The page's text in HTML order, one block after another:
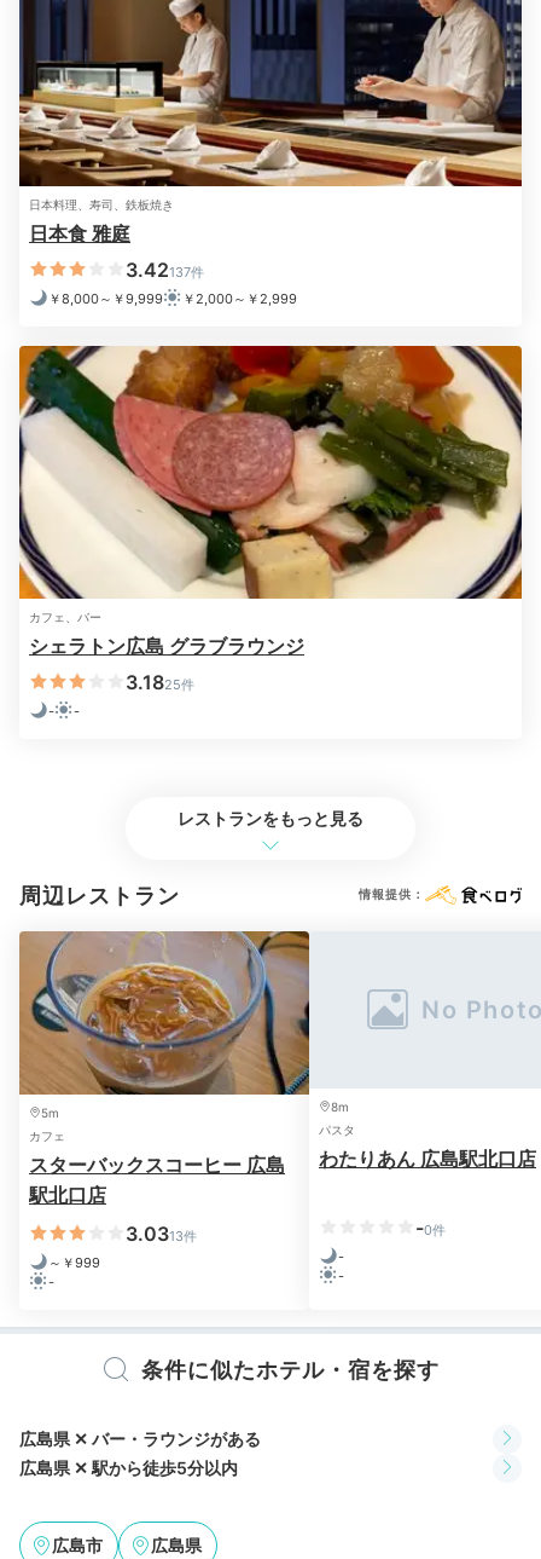
ブッフェ朝食 目
朝食は5階「ブリッジ」でいただきます。和食も洋食も
あるブッフェで、オムレツなどの卵料理は目の前で焼い
てもらえるので、できたてを味わって♪窓際の席なら、
よ。
Check-out
11:00 ホテルを出発
チェックアウトして
広島観光の続きへ
て過ごせます。お部屋で朝の広島の街の風景を眺めた
り、ロビーの「リンク＠シェラトン」で次の観光地情報
をプリントアウトしたり。準備万端です！
Sightseeing
12:00
ホテルから宮島まで電車と船で約
船で海を渡って
宮島を観光
厳島神社の鳥居
日本料理、寿司、鉄板焼き
日本食 雅庭
3.42137件
￥8,000～￥9,999
￥2,000～￥2,999
カフェ、バー
シェラトン広島 グラブラウンジ
3.1825件
-
-
レストランをもっと見る
周辺レストラン 情報提供：
5m
カフェ
スターバックスコーヒー 広島
駅北口店
3.0313件
～￥999
-
8m
パスタ
わたりあん 広島駅北口店
-0件
-
-
条件に似たホテル・宿を探す
広島県 ✕ バー・ラウンジがある
広島県 ✕ 駅から徒歩5分以内
広島市 広島県